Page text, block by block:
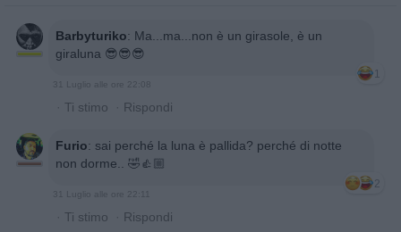
Barbyturiko: Ma...ma...non è un girasole, è un
giraluna 😎😎😎
1
· Ti stimo · Rispondi
Furio: sai perché la luna è pallida? perché di notte
non dorme.. 🤣👍🏼
2
· Ti stimo · Rispondi